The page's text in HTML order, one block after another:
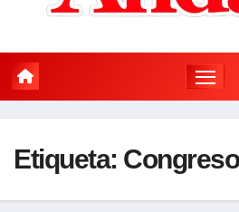
Etiqueta: Congreso